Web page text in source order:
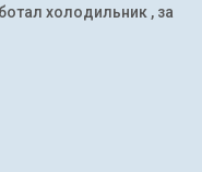
холодильник , за